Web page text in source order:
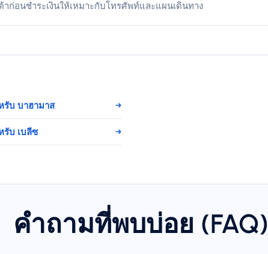
ก่อนชำระเงินให้เหมาะกับโทรศัพท์และแผนเดินทาง
รับ บาฮามาส →
รับ เบลีซ →
คำถามที่พบบ่อย (FAQ)